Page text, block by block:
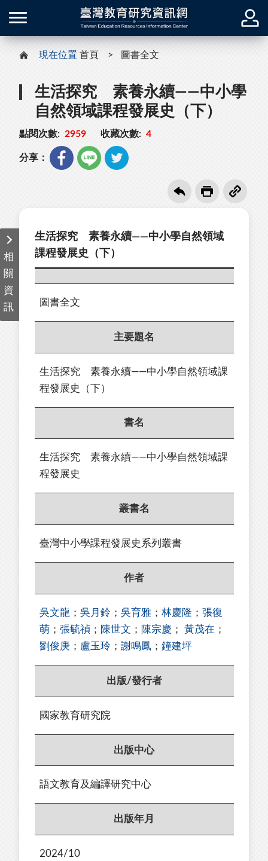
現在位置 首頁 圖書全文
生活探究 素養永續——中小學
自然領域課程發展史（下）
點閱次數: 2959 收藏次數: 4
分享：
相
關
資
訊
生活探究 素養永續——中小學自然領域
課程發展史（下）
圖書全文
主要題名
生活探究 素養永續——中小學自然領域課
程發展史（下）
書名
生活探究 素養永續——中小學自然領域課
程發展史
叢書名
臺灣中小學課程發展史系列叢書
作者
吳文龍 ； 吳月鈴 ； 吳育雅 ； 林慶隆 ； 張復
萌 ； 張毓禎 ； 陳世文 ； 陳宗慶 ； 黃茂在 ；
劉俊庚 ； 盧玉玲 ； 謝鳴鳳 ； 鐘建坪
出版/發行者
國家教育研究院
出版中心
語文教育及編譯研究中心
出版年月
2024/10